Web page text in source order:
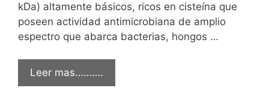
kDa) altamente básicos, ricos en cisteína que
poseen actividad antimicrobiana de amplio
espectro que abarca bacterias, hongos …
Leer mas……….